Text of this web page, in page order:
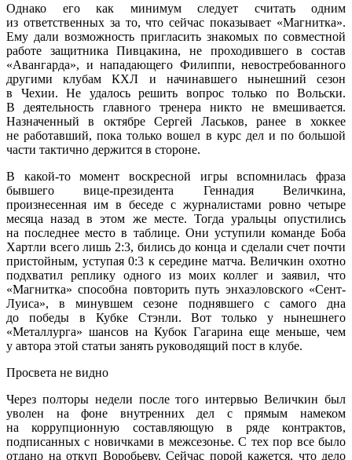
Однако его как минимум следует считать одним
из ответственных за то, что сейчас показывает «Магнитка».
Ему дали возможность пригласить знакомых по совместной
работе защитника Пивцакина, не проходившего в состав
«Авангарда», и нападающего Филиппи, невостребованного
другими клубам КХЛ и начинавшего нынешний сезон
в Чехии. Не удалось решить вопрос только по Вольски.
В деятельность главного тренера никто не вмешивается.
Назначенный в октябре Сергей Ласьков, ранее в хоккее
не работавший, пока только вошел в курс дел и по большой
части тактично держится в стороне.
В какой-то момент воскресной игры вспомнилась фраза
бывшего вице-президента Геннадия Величкина,
произнесенная им в беседе с журналистами ровно четыре
месяца назад в этом же месте. Тогда уральцы опустились
на последнее место в таблице. Они уступили команде Боба
Хартли всего лишь 2:3, бились до конца и сделали счет почти
пристойным, уступая 0:3 к середине матча. Величкин охотно
подхватил реплику одного из моих коллег и заявил, что
«Магнитка» способна повторить путь энхаэловского «Сент-
Луиса», в минувшем сезоне поднявшего с самого дна
до победы в Кубке Стэнли. Вот только у нынешнего
«Металлурга» шансов на Кубок Гагарина еще меньше, чем
у автора этой статьи занять руководящий пост в клубе.
Просвета не видно
Через полторы недели после того интервью Величкин был
уволен на фоне внутренних дел с прямым намеком
на коррупционную составляющую в ряде контрактов,
подписанных с новичками в межсезонье. С тех пор все было
отдано на откуп Воробьеву. Сейчас порой кажется, что дело